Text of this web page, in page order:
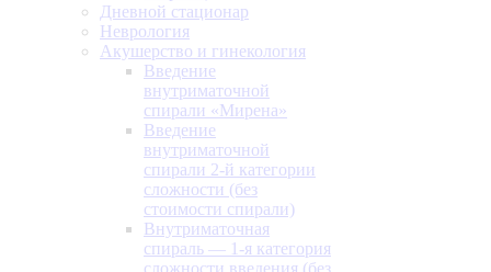
Дневной стационар
Неврология
Акушерство и гинекология
Введение
внутриматочной
спирали «Мирена»
Введение
внутриматочной
спирали 2-й категории
сложности (без
стоимости спирали)
Внутриматочная
спираль — 1-я категория
сложности введения (без